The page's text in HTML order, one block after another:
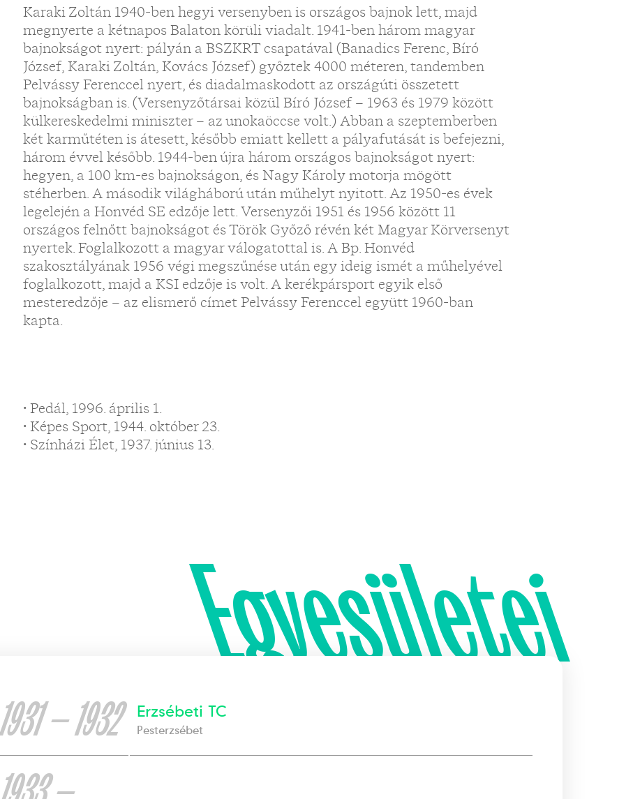
Karaki Zoltán 1940-ben hegyi versenyben is országos bajnok lett, majd
megnyerte a kétnapos Balaton körüli viadalt. 1941-ben három magyar
bajnokságot nyert: pályán a BSZKRT csapatával (Banadics Ferenc, Bíró
József, Karaki Zoltán, Kovács József) győztek 4000 méteren, tandemben
Pelvássy Ferenccel nyert, és diadalmaskodott az országúti összetett
bajnokságban is. (Versenyzőtársai közül Bíró József – 1963 és 1979 között
külkereskedelmi miniszter – az unokaöccse volt.) Abban a szeptemberben
két karműtéten is átesett, később emiatt kellett a pályafutását is befejezni,
három évvel később. 1944-ben újra három országos bajnokságot nyert:
hegyen, a 100 km-es bajnokságon, és Nagy Károly motorja mögött
stéherben. A második világháború után műhelyt nyitott. Az 1950-es évek
legelején a Honvéd SE edzője lett. Versenyzői 1951 és 1956 között 11
országos felnőtt bajnokságot és Török Győző révén két Magyar Körversenyt
nyertek. Foglalkozott a magyar válogatottal is. A Bp. Honvéd
szakosztályának 1956 végi megszűnése után egy ideig ismét a műhelyével
foglalkozott, majd a KSI edzője is volt. A kerékpársport egyik első
mesteredzője – az elismerő címet Pelvássy Ferenccel együtt 1960-ban
kapta.
• Pedál, 1996. április 1.
• Képes Sport, 1944. október 23.
• Színházi Élet, 1937. június 13.
Egyesületei
1931 — 1932 Erzsébeti TC
Pesterzsébet